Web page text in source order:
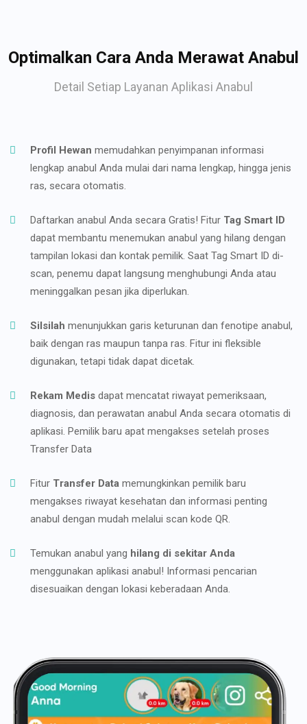
Optimalkan Cara Anda Merawat Anabul
Detail Setiap Layanan Aplikasi Anabul
Profil Hewan memudahkan penyimpanan informasi
lengkap anabul Anda mulai dari nama lengkap, hingga jenis
ras, secara otomatis.
Daftarkan anabul Anda secara Gratis! Fitur Tag Smart ID
dapat membantu menemukan anabul yang hilang dengan
tampilan lokasi dan kontak pemilik. Saat Tag Smart ID di-
scan, penemu dapat langsung menghubungi Anda atau
meninggalkan pesan jika diperlukan.
Silsilah menunjukkan garis keturunan dan fenotipe anabul,
baik dengan ras maupun tanpa ras. Fitur ini fleksible
digunakan, tetapi tidak dapat dicetak.
Rekam Medis dapat mencatat riwayat pemeriksaan,
diagnosis, dan perawatan anabul Anda secara otomatis di
aplikasi. Pemilik baru apat mengakses setelah proses
Transfer Data
Fitur Transfer Data memungkinkan pemilik baru
mengakses riwayat kesehatan dan informasi penting
anabul dengan mudah melalui scan kode QR.
Temukan anabul yang hilang di sekitar Anda
menggunakan aplikasi anabul! Informasi pencarian
disesuaikan dengan lokasi keberadaan Anda.